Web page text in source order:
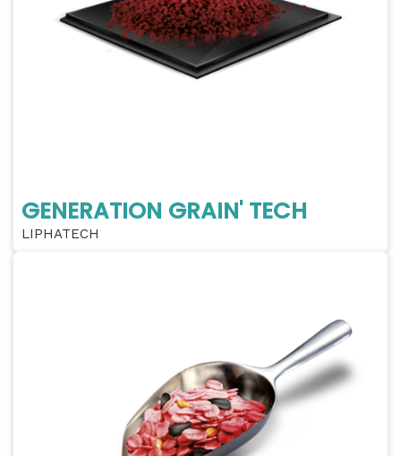
GENERATION GRAIN' TECH
LIPHATECH